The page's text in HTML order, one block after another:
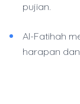
pujian.
Al-Fatihah
harapan